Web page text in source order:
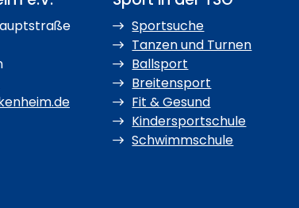
Sportsuche
Tanzen und Turnen
Ballsport
Breitensport
Fit & Gesund
Kindersportschule
Schwimmschule